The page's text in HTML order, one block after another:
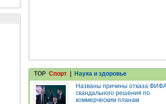
TOP Спорт
Наука и здоровье
Названы причины отказа
скандального решения по
коммерческим планам